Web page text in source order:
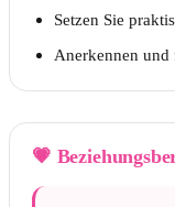
Setzen Sie
Anerkennen und
💗